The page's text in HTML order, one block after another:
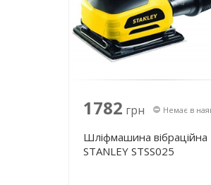
1782 грн Немає в
Шліфмашина вібраційна
STANLEY STSS025